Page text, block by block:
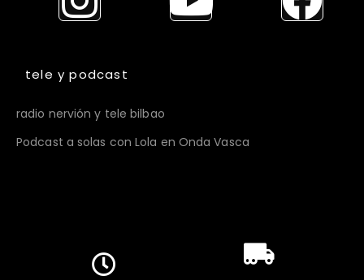
tele y podcast
radio nervión y tele bilbao
Podcast a solas con Lola en Onda Vasca